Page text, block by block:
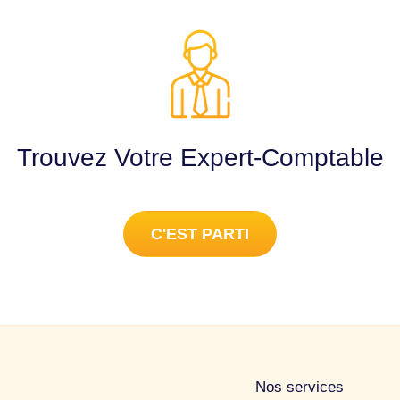
Trouvez Votre Expert-Comptable
C'EST PARTI
Nos services